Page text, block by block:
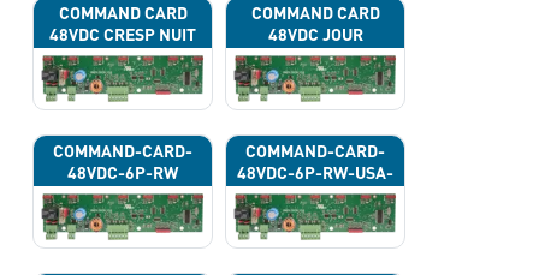
COMMAND CARD
48VDC CRESP NUIT
COMMAND CARD
48VDC JOUR
COMMAND-CARD-
48VDC-6P-RW
COMMAND-CARD-
48VDC-6P-RW-USA-
43G